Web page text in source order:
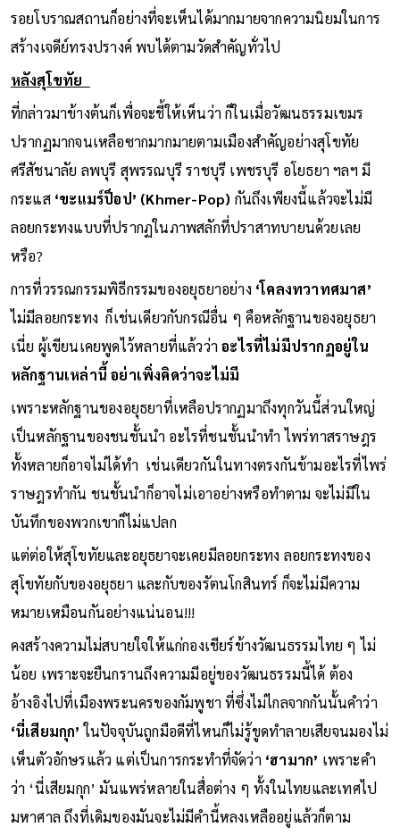
รอยโบราณสถานก็อย่างที่จะเห็นได้มากมายจากความนิยมในการ
สร้างเจดีย์ทรงปรางค์ พบได้ตามวัดสำคัญทั่วไป
หลังสุโขทัย
ที่กล่าวมาข้างต้นก็เพื่อจะชี้ให้เห็นว่า ก็ในเมื่อวัฒนธรรมเขมร
ปรากฏมากจนเหลือซากมากมายตามเมืองสำคัญอย่างสุโขทัย
ศรีสัชนาลัย ลพบุรี สุพรรณบุรี ราชบุรี เพชรบุรี อโยธยา ฯลฯ มี
กระแส ‘ขะแมร์ป็อป’ (Khmer-Pop) กันถึงเพียงนี้แล้วจะไม่มี
ลอยกระทงแบบที่ปรากฏในภาพสลักที่ปราสาทบายนด้วยเลย
หรือ?
การที่วรรณกรรมพิธีกรรมของอยุธยาอย่าง ‘โคลงทวาทศมาส’
ไม่มีลอยกระทง ก็เช่นเดียวกับกรณีอื่น ๆ คือหลักฐานของอยุธยา
เนี่ย ผู้เขียนเคยพูดไว้หลายที่แล้วว่าอะไรที่ไม่มีปรากฏอยู่ใน
หลักฐานเหล่านี้ อย่าเพิ่งคิดว่าจะไม่มี
เพราะหลักฐานของอยุธยาที่เหลือปรากฏมาถึงทุกวันนี้ส่วนใหญ่
เป็นหลักฐานของชนชั้นนำ อะไรที่ชนชั้นนำทำ ไพร่ทาสราษฎร
ทั้งหลายก็อาจไม่ได้ทำ เช่นเดียวกันในทางตรงกันข้ามอะไรที่ไพร่
ราษฎรทำกัน ชนชั้นนำก็อาจไม่เอาอย่างหรือทำตาม จะไม่มีใน
บันทึกของพวกเขาก็ไม่แปลก
แต่ต่อให้สุโขทัยและอยุธยาจะเคยมีลอยกระทง ลอยกระทงของ
สุโขทัยกับของอยุธยา และกับของรัตนโกสินทร์ ก็จะไม่มีความ
หมายเหมือนกันอย่างแน่นอน!!!
คงสร้างความไม่สบายใจให้แก่กองเชียร์ข้างวัฒนธรรมไทย ๆ ไม่
น้อย เพราะจะยืนกรานถึงความมีอยู่ของวัฒนธรรมนี้ได้ ต้อง
อ้างอิงไปที่เมืองพระนครของกัมพูชา ที่ซึ่งไม่ไกลจากกันนั้นคำว่า
‘นี่เสียมกุก’ ในปัจจุบันถูกมือดีที่ไหนก็ไม่รู้ขูดทำลายเสียจนมองไม่
เห็นตัวอักษรแล้ว แต่เป็นการกระทำที่จัดว่า ‘ฮามาก’ เพราะคำ
ว่า ‘นี่เสียมกุก’ มันแพร่หลายในสื่อต่าง ๆ ทั้งในไทยและเทศไป
มหาศาล ถึงที่เดิมของมันจะไม่มีคำนี้หลงเหลืออยู่แล้วก็ตาม